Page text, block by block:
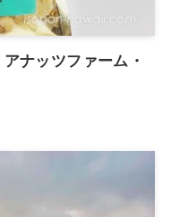
ナッツファーム・